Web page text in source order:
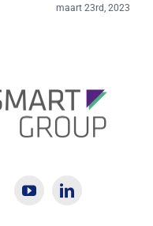
maart 23rd, 2023